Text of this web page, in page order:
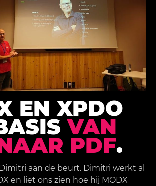
EN XPDO
VAN
PDF.
aan de beurt. Dimitri werkt al
en liet ons zien hoe hij MODX